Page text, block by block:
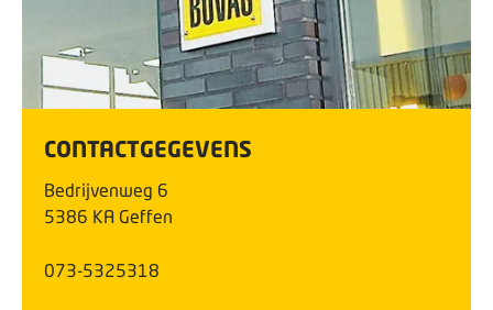
CONTACTGEGEVENS
Bedrijvenweg 6
5386 KA Geffen
073-5325318